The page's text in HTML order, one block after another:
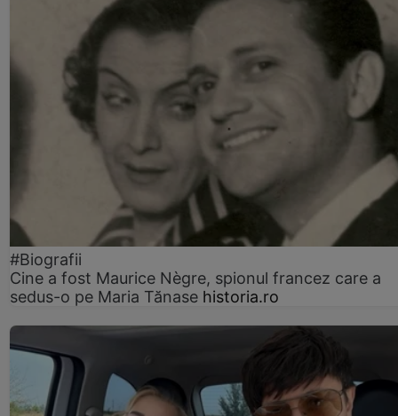
#Biografii
Cine a fost Maurice Nègre, spionul francez care a
sedus-o pe Maria Tănase historia.ro